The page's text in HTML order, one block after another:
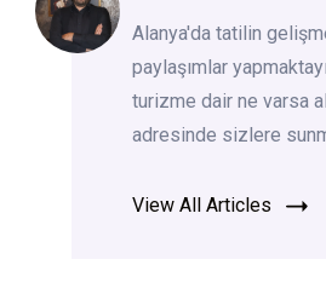
Alanya'da tatilin
paylaşımlar
turizme dair ne varsa
adresinde sizlere
View All Articles